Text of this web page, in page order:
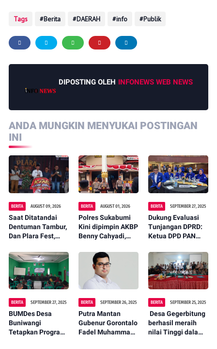
Tags Berita DAERAH info Publik
DIPOSTING OLEH INFONEWS WEB NEWS
ANDA MUNGKIN MENYUKAI POSTINGAN
INI
BERITA AUGUST 09, 2026
Saat Ditatandai
Dentuman Tambur,
Dan Plara Fest,
Jadi Ke-156
Kabupaten
Sukabumi Sebagai
Tanda Dimulai
BERITA AUGUST 01, 2026
Polres Sukabumi
Kini dipimpin AKBP
Benny Cahyadi,
Komitmen Perkuat
Layanan Publik
BERITA SEPTEMBER 27, 2025
Dukung Evaluasi
Tunjangan DPRD:
Ketua DPD PAN
"Fraksi Wajib
Jalankan
Maklumat Ketum
DPP PAN"
BERITA SEPTEMBER 27, 2025
‎BUMDes Desa
Buniwangi
Tetapkan Program
BERITA SEPTEMBER 26, 2025
Putra Mantan
Gubenur Gorontalo
Fadel Muhammad,
BERITA SEPTEMBER 25, 2025
‎ Desa Gegerbitung
berhasil meraih
nilai Tinggi dalam